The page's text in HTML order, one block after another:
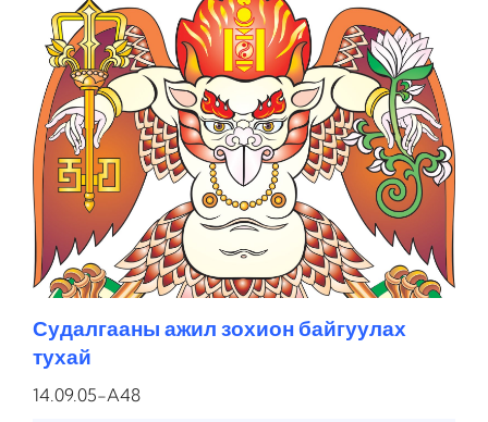
Судалгааны ажил зохион байгуулах
тухай
14.09.05-A48